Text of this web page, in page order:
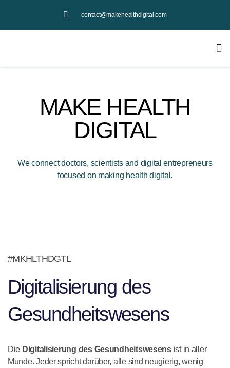
contact@makehealthdigital.com
MAKE HEALTH
DIGITAL
We connect doctors, scientists and digital entrepreneurs
focused on making health digital.
#MKHLTHDGTL
Digitalisierung des
Gesundheitswesens
Die Digitalisierung des Gesundheitswesensist in aller
Munde. Jeder spricht darüber, alle sind neugierig, wenig